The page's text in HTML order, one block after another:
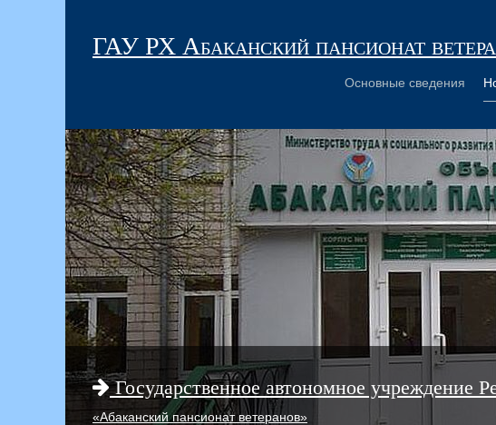
ГАУ РХ Абаканский пансионат
Основные сведения
Государственное автономное учреждение
«Абаканский пансионат ветеранов»